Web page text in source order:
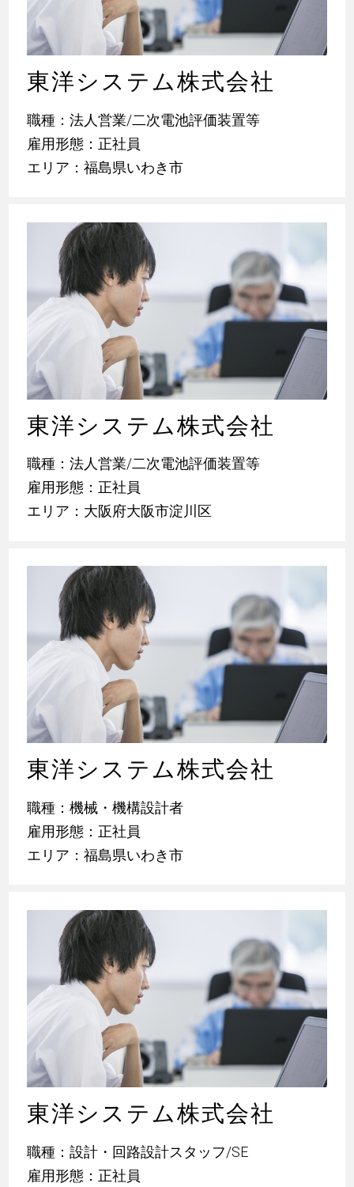
東洋システム株式会社
職種：法人営業/二次電池評価装置等
雇用形態：正社員
エリア：福島県いわき市
東洋システム株式会社
職種：法人営業/二次電池評価装置等
雇用形態：正社員
エリア：大阪府大阪市淀川区
東洋システム株式会社
職種：機械・機構設計者
雇用形態：正社員
エリア：福島県いわき市
東洋システム株式会社
職種：設計・回路設計スタッフ/SE
雇用形態：正社員